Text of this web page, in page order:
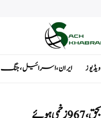
ویڈیوز ایران ، اسرائیل ، جنگ